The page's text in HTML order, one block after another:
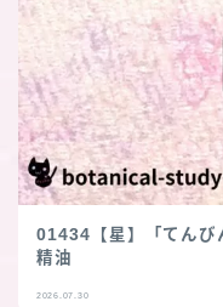
01434【星】「てんび
精油
2026.07.30